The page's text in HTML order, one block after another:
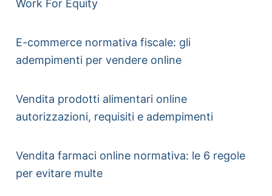
Work For Equity
E-commerce normativa fiscale: gli
adempimenti per vendere online
Vendita prodotti alimentari online
autorizzazioni, requisiti e adempimenti
Vendita farmaci online normativa: le 6 regole
per evitare multe